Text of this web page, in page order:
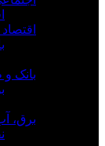
بانک و
برق،
بانک
برق،